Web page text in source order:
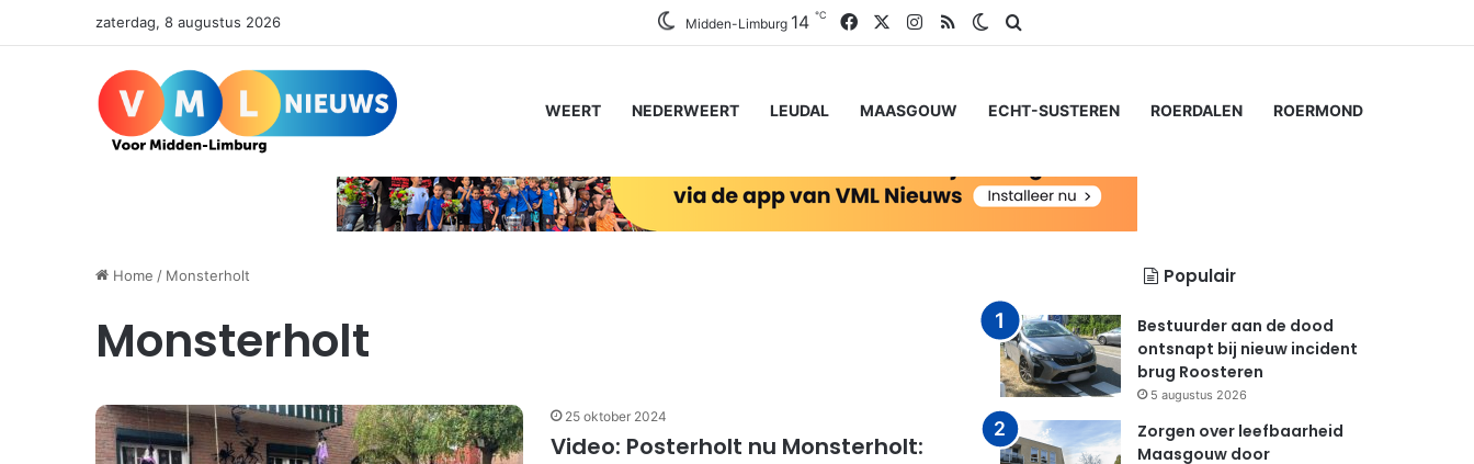
zaterdag, 8 augustus 2026 Midden-Limburg 14 ℃ FacebookInstagram
RSS Switch skin
WEERT NEDERWEERT LEUDAL MAASGOUW ECHT-SUSTEREN ROERDALEN ROERMOND
Home / Monsterholt
Monsterholt
25 oktober 2024
Video: Posterholt nu Monsterholt:
Populair
Bestuurder aan de dood
ontsnapt bij nieuw incident
brug Roosteren
5 augustus 2026
Zorgen over leefbaarheid
Maasgouw door